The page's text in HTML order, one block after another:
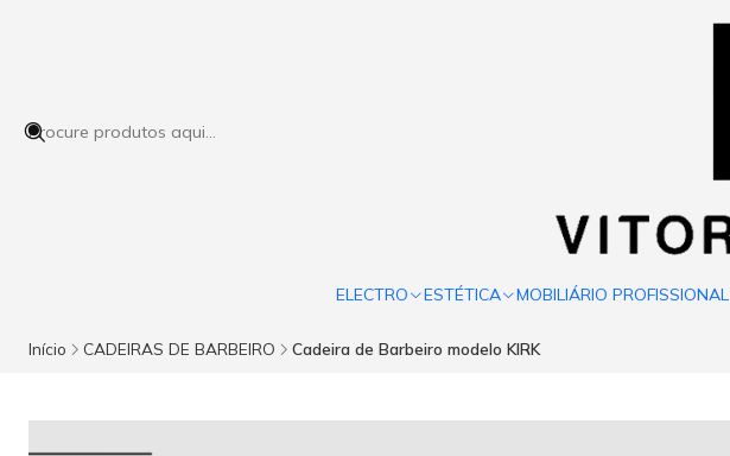
ELECTRO ESTÉTICA MOBILIÁRIO PROFISSIONAL
Início CADEIRAS DE BARBEIRO Cadeira de Barbeiro modelo KIRK